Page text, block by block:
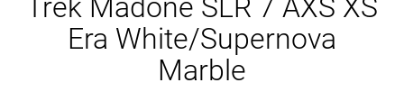
Trek Madone SLR 7 AXS XS
Era White/Supernova
Marble